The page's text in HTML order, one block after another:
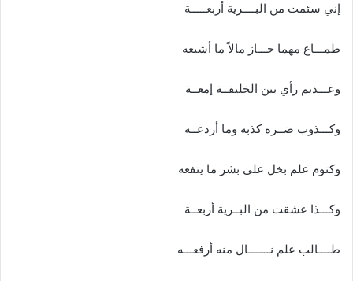
إني سئمت من البــــرية أربعـــــة
طمـــاع مهما حـــاز مالاً ما أشبعه
وعـــديم رأي بين الخليقــة إمعــة
وكـــذوب ضــره كذبه وما أردعــه
وكتوم علم بخل على بشر ما ينفعه
وكـــذا عشقت من البــرية أربعــة
طــــالب علم نـــــــال منه أرفعـــه